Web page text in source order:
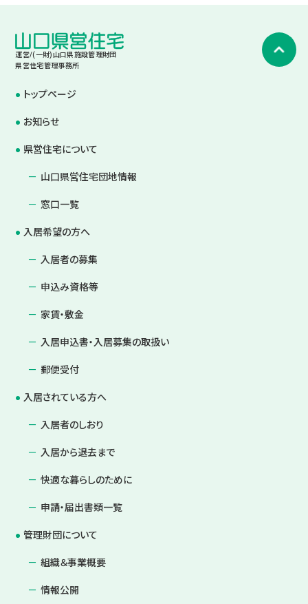
運営/(一財)山口県施設管理財団
県営住宅管理事務所
トップページ
お知らせ
県営住宅について
山口県営住宅団地情報
窓口一覧
入居希望の方へ
入居者の募集
申込み資格等
家賃・敷金
入居申込書・入居募集の取扱い
郵便受付
入居されている方へ
入居者のしおり
入居から退去まで
快適な暮らしのために
申請・届出書類一覧
管理財団について
組織＆事業概要
情報公開